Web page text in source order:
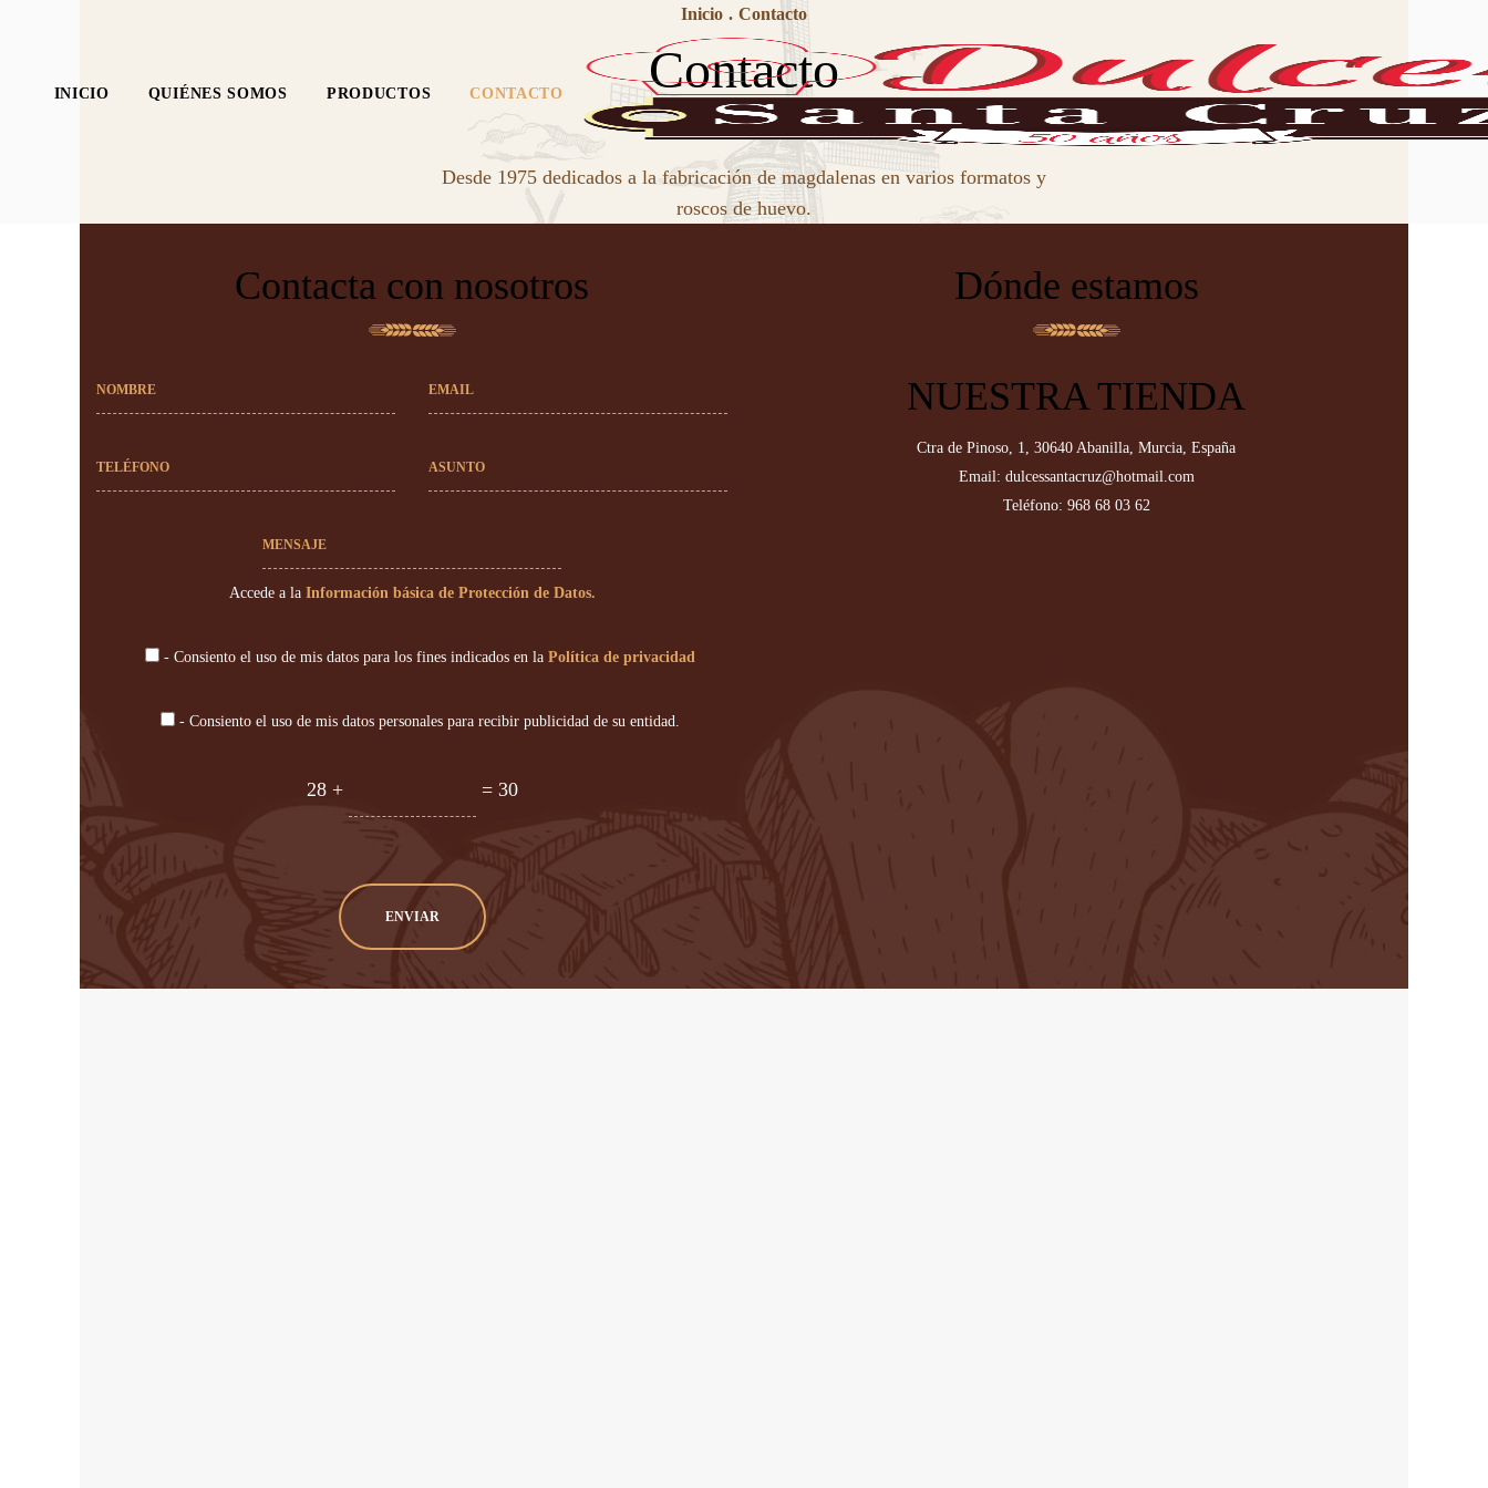
INICIO QUIÉNES SOMOS PRODUCTOS CONTACTO
Inicio . Contacto
Contacto
Desde 1975 dedicados a la fabricación de magdalenas en varios formatos y
roscos de huevo.
Contacta con nosotros
NOMBRE EMAIL
TELÉFONO ASUNTO
MENSAJE
Accede a la Información básica de Protección de Datos.
- Consiento el uso de mis datos para los fines indicados en la Política de privacidad
- Consiento el uso de mis datos personales para recibir publicidad de su entidad.
28 + = 30
Dónde estamos
NUESTRA TIENDA
Ctra de Pinoso, 1, 30640 Abanilla, Murcia, España
Email: dulcessantacruz@hotmail.com
Teléfono: 968 68 03 62